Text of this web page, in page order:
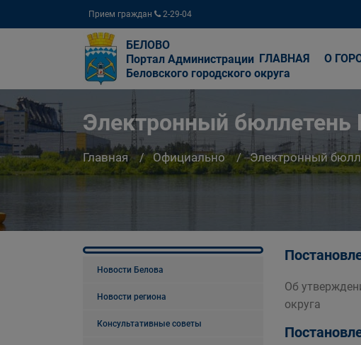
Прием граждан 2-29-04
БЕЛОВО
Портал Администрации
Беловского городского округа
ГЛАВНАЯ О
Электронный бюллетень
Главная Официально Электронный
Новости Белова
Новости региона
Консультативные советы
Об
округа